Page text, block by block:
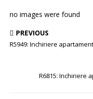
no images were found
PREVIOUS
R5949: Inchiriere
R6815: Inchiriere